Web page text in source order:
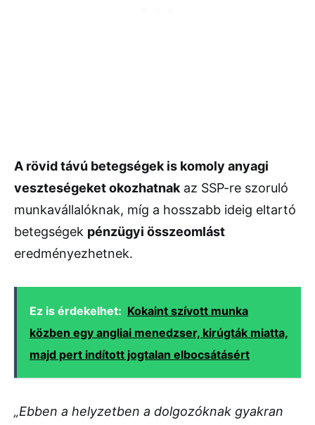
A rövid távú betegségek is komoly anyagi
veszteségeket okozhatnakaz SSP-re szoruló
munkavállalóknak, míg a hosszabb ideig eltartó
betegségek pénzügyi összeomlást
eredményezhetnek.
Ez is érdekelhet: Kokaint szívott munka
közben egy angliai menedzser, kirúgták miatta,
majd pert indított jogtalan elbocsátásért
„Ebben a helyzetben a dolgozóknak gyakran